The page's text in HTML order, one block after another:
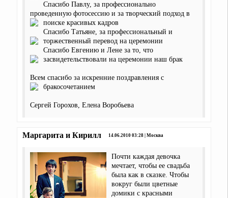
Спасибо Павлу, за профессионально
проведенную фотосессию и за творческий подход в
поиске красивых кадров
Спасибо Татьяне, за профессиональный и
торжественный перевод на церемонии
Спасибо Евгению и Лене за то, что
засвидетельствовали на церемонии наш брак
Всем спасибо за искренние поздравления с
бракосочетанием
Сергей Горохов, Елена Воробьева
Маргарита и Кирилл 14.06.2010 03:28 | Москва
Почти каждая девочка
мечтает, чтобы ее свадьба
была как в сказке. Чтобы
вокруг были цветные
домики с красными